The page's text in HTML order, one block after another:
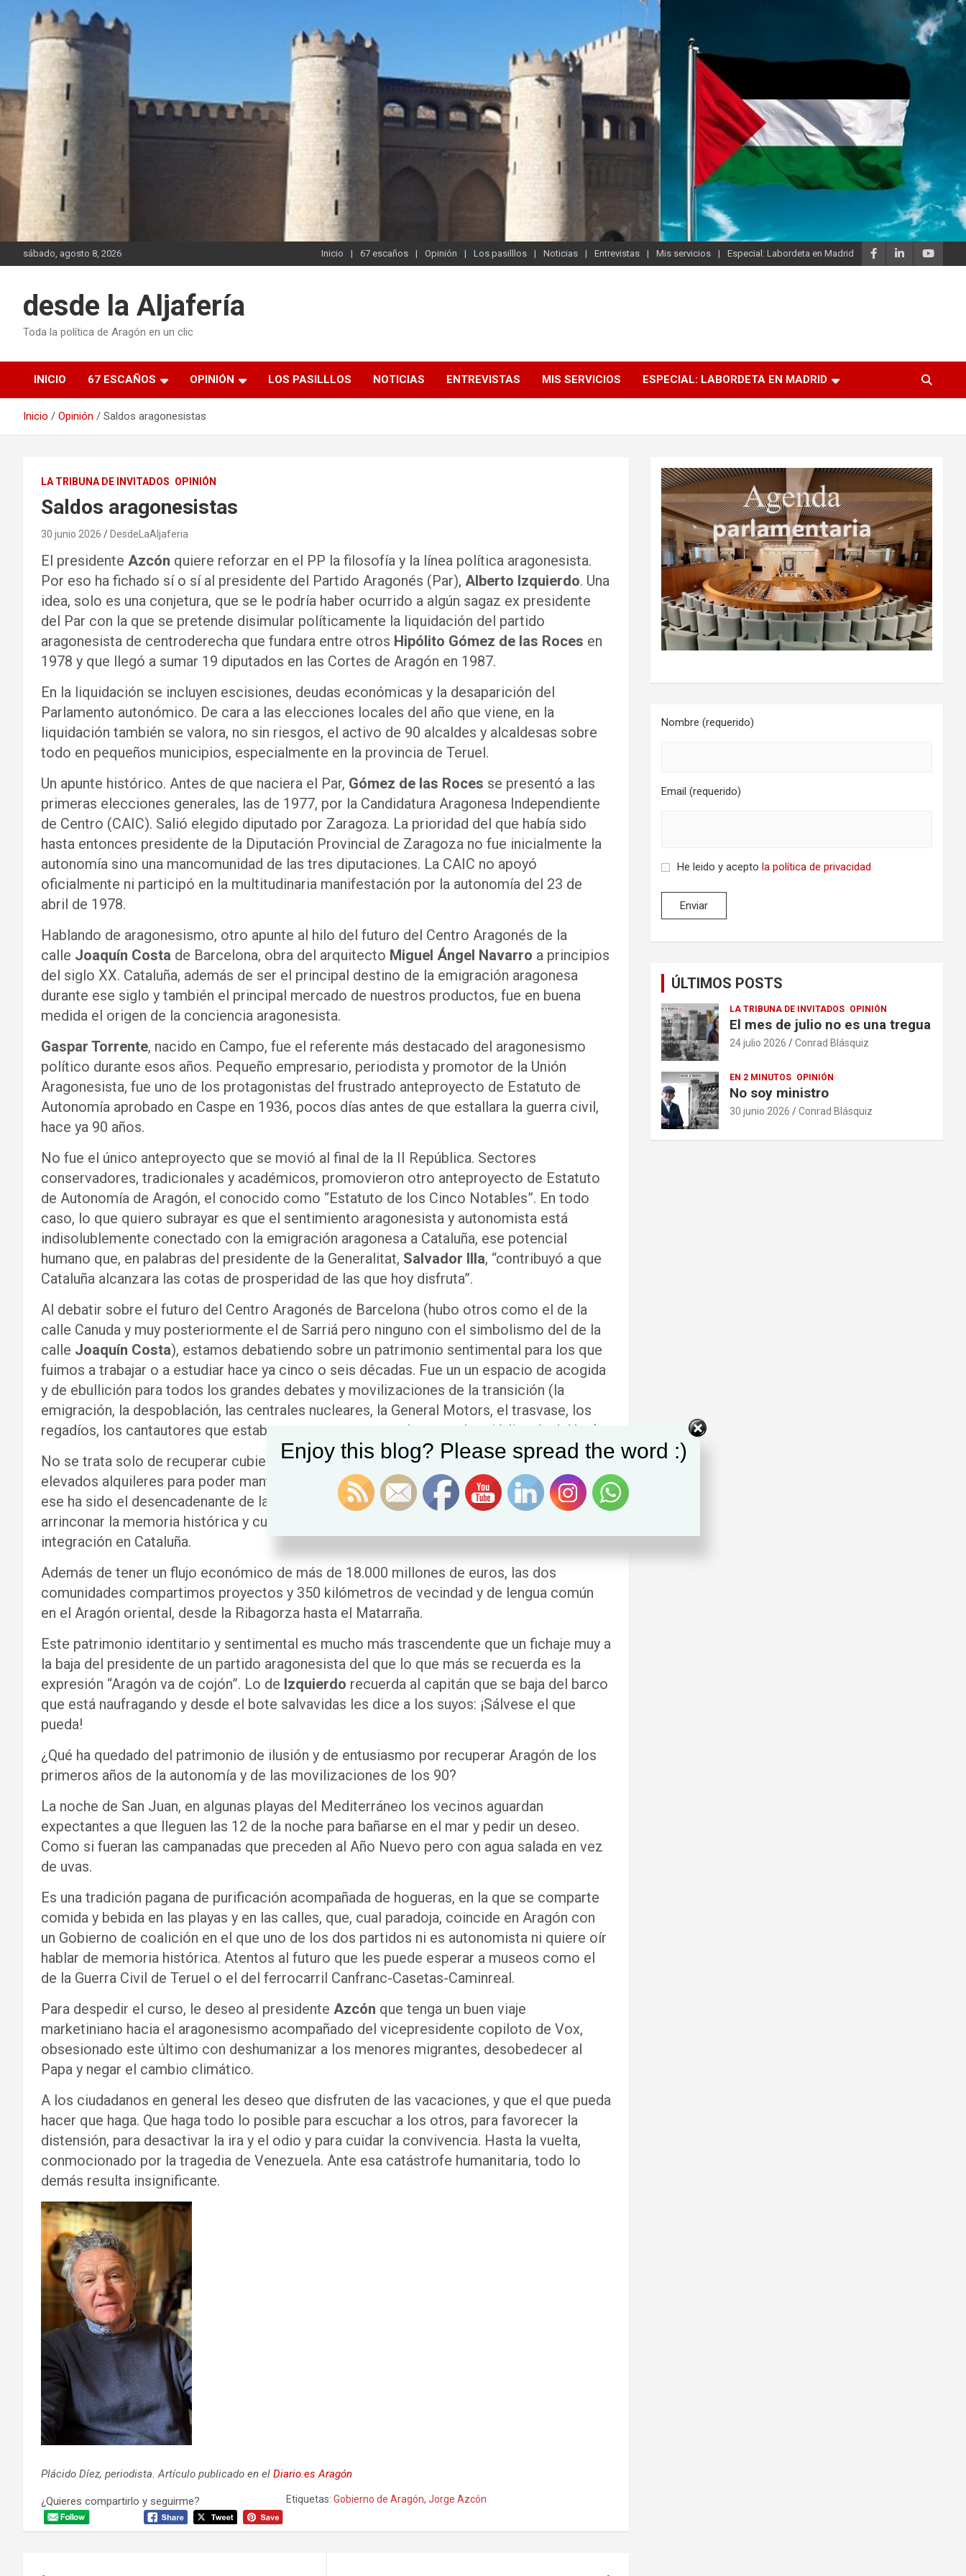
contenido
sábado, agosto 8, 2026 Inicio 67 escaños Opinión Los pasilllos Noticias Entrevistas Mis servicios Especial: Labordeta en Madrid
desde la Aljafería
Toda la política de Aragón en un clic
INICIO 67 ESCAÑOS OPINIÓN LOS PASILLLOS NOTICIAS ENTREVISTAS MIS SERVICIOS ESPECIAL: LABORDETA EN MADRID
Inicio Opinión Saldos aragonesistas
LA TRIBUNA DE INVITADOS OPINIÓN
Saldos aragonesistas
30 junio 2026 DesdeLaAljaferia
El presidente Azcón quiere reforzar en el PP la filosofía y la línea política aragonesista.
Por eso ha fichado sí o sí al presidente del Partido Aragonés (Par), Alberto Izquierdo. Una
idea, solo es una conjetura, que se le podría haber ocurrido a algún sagaz ex presidente
del Par con la que se pretende disimular políticamente la liquidación del partido
aragonesista de centroderecha que fundara entre otros Hipólito Gómez de las Roces en
1978 y que llegó a sumar 19 diputados en las Cortes de Aragón en 1987.
En la liquidación se incluyen escisiones, deudas económicas y la desaparición del
Parlamento autonómico. De cara a las elecciones locales del año que viene, en la
liquidación también se valora, no sin riesgos, el activo de 90 alcaldes y alcaldesas sobre
todo en pequeños municipios, especialmente en la provincia de Teruel.
Un apunte histórico. Antes de que naciera el Par, Gómez de las Roces se presentó a las
primeras elecciones generales, las de 1977, por la Candidatura Aragonesa Independiente
de Centro (CAIC). Salió elegido diputado por Zaragoza. La prioridad del que había sido
hasta entonces presidente de la Diputación Provincial de Zaragoza no fue inicialmente la
autonomía sino una mancomunidad de las tres diputaciones. La CAIC no apoyó
oficialmente ni participó en la multitudinaria manifestación por la autonomía del 23 de
abril de 1978.
Hablando de aragonesismo, otro apunte al hilo del futuro del Centro Aragonés de la
calle Joaquín Costa de Barcelona, obra del arquitecto Miguel Ángel Navarro a principios
del siglo XX. Cataluña, además de ser el principal destino de la emigración aragonesa
durante ese siglo y también el principal mercado de nuestros productos, fue en buena
medida el origen de la conciencia aragonesista.
Gaspar Torrente, nacido en Campo, fue el referente más destacado del aragonesismo
político durante esos años. Pequeño empresario, periodista y promotor de la Unión
Aragonesista, fue uno de los protagonistas del frustrado anteproyecto de Estatuto de
Autonomía aprobado en Caspe en 1936, pocos días antes de que estallara la guerra civil,
hace ya 90 años.
No fue el único anteproyecto que se movió al final de la II República. Sectores
conservadores, tradicionales y académicos, promovieron otro anteproyecto de Estatuto
de Autonomía de Aragón, el conocido como “Estatuto de los Cinco Notables”. En todo
caso, lo que quiero subrayar es que el sentimiento aragonesista y autonomista está
indisolublemente conectado con la emigración aragonesa a Cataluña, ese potencial
humano que, en palabras del presidente de la Generalitat, Salvador Illa, “contribuyó a que
Cataluña alcanzara las cotas de prosperidad de las que hoy disfruta”.
Al debatir sobre el futuro del Centro Aragonés de Barcelona (hubo otros como el de la
calle Canuda y muy posteriormente el de Sarriá pero ninguno con el simbolismo del de la
calle Joaquín Costa), estamos debatiendo sobre un patrimonio sentimental para los que
fuimos a trabajar o a estudiar hace ya cinco o seis décadas. Fue un un espacio de acogida
y de ebullición para todos los grandes debates y movilizaciones de la transición (la
emigración, la despoblación, las centrales nucleares, la General Motors, el trasvase, los
regadíos, los cantautores que estaban como en su casa, el apoyo al periódico Andalán…).
No se trata solo de recuperar cubiertas y fachadas, y de generar ingresos a través de
elevados alquileres para poder mantener el edificio. Se trata también, y probablemente
ese ha sido el desencadenante de la dimisión de la junta directiva, de respetar y de no
arrinconar la memoria histórica y cultural del aragonesismo, de la emigración y de la
integración en Cataluña.
Además de tener un flujo económico de más de 18.000 millones de euros, las dos
comunidades compartimos proyectos y 350 kilómetros de vecindad y de lengua común
en el Aragón oriental, desde la Ribagorza hasta el Matarraña.
Este patrimonio identitario y sentimental es mucho más trascendente que un fichaje muy a
la baja del presidente de un partido aragonesista del que lo que más se recuerda es la
expresión “Aragón va de cojón”. Lo de Izquierdo recuerda al capitán que se baja del barco
que está naufragando y desde el bote salvavidas les dice a los suyos: ¡Sálvese el que
pueda!
¿Qué ha quedado del patrimonio de ilusión y de entusiasmo por recuperar Aragón de los
primeros años de la autonomía y de las movilizaciones de los 90?
La noche de San Juan, en algunas playas del Mediterráneo los vecinos aguardan
expectantes a que lleguen las 12 de la noche para bañarse en el mar y pedir un deseo.
Como si fueran las campanadas que preceden al Año Nuevo pero con agua salada en vez
de uvas.
Es una tradición pagana de purificación acompañada de hogueras, en la que se comparte
comida y bebida en las playas y en las calles, que, cual paradoja, coincide en Aragón con
un Gobierno de coalición en el que uno de los dos partidos ni es autonomista ni quiere oír
hablar de memoria histórica. Atentos al futuro que les puede esperar a museos como el
de la Guerra Civil de Teruel o el del ferrocarril Canfranc-Casetas-Caminreal.
Para despedir el curso, le deseo al presidente Azcón que tenga un buen viaje
marketiniano hacia el aragonesismo acompañado del vicepresidente copiloto de Vox,
obsesionado este último con deshumanizar a los menores migrantes, desobedecer al
Papa y negar el cambio climático.
A los ciudadanos en general les deseo que disfruten de las vacaciones, y que el que pueda
hacer que haga. Que haga todo lo posible para escuchar a los otros, para favorecer la
distensión, para desactivar la ira y el odio y para cuidar la convivencia. Hasta la vuelta,
conmocionado por la tragedia de Venezuela. Ante esa catástrofe humanitaria, todo lo
demás resulta insignificante.
Plácido Díez, periodista. Artículo publicado en el Diario.es Aragón
¿Quieres compartirlo y seguirme? Etiquetas: Gobierno de Aragón, Jorge Azcón
Nombre (requerido)
Email (requerido)
He leido y aceptola política de privacidad
ÚLTIMOS POSTS
LA TRIBUNA DE INVITADOS OPINIÓN
El mes de julio no es una tregua
24 julio 2026 Conrad Blásquiz
EN 2 MINUTOS OPINIÓN
No soy ministro
30 junio 2026 Conrad Blásquiz
Enjoy this blog? Please spread the word :)